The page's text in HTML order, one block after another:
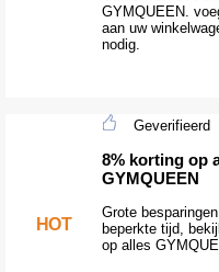
GYMQUEEN.
aan uw
nodig.
HOT
Geverifieerd
8% korting op
GYMQUEEN
Grote
beperkte tijd,
op alles